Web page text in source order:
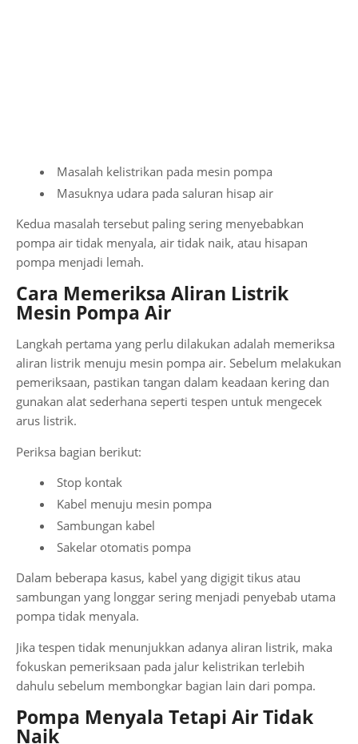
Masalah kelistrikan pada mesin pompa
Masuknya udara pada saluran hisap air
Kedua masalah tersebut paling sering menyebabkan
pompa air tidak menyala, air tidak naik, atau hisapan
pompa menjadi lemah.
Cara Memeriksa Aliran Listrik
Mesin Pompa Air
Langkah pertama yang perlu dilakukan adalah memeriksa
aliran listrik menuju mesin pompa air. Sebelum melakukan
pemeriksaan, pastikan tangan dalam keadaan kering dan
gunakan alat sederhana seperti tespen untuk mengecek
arus listrik.
Periksa bagian berikut:
Stop kontak
Kabel menuju mesin pompa
Sambungan kabel
Sakelar otomatis pompa
Dalam beberapa kasus, kabel yang digigit tikus atau
sambungan yang longgar sering menjadi penyebab utama
pompa tidak menyala.
Jika tespen tidak menunjukkan adanya aliran listrik, maka
fokuskan pemeriksaan pada jalur kelistrikan terlebih
dahulu sebelum membongkar bagian lain dari pompa.
Pompa Menyala Tetapi Air Tidak
Naik